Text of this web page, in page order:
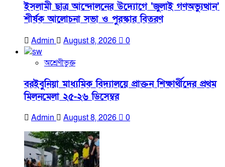
ইসলামী ছাত্র আন্দোলনের উদ্যোগে ‘জুলাই গণঅভ্যুত্থান’
শীর্ষক আলোচনা সভা ও পুরস্কার বিতরণ
Admin August 8, 2026
0
অশ্রেণীভুক্ত
বরইবুনিয়া মাধ্যমিক বিদ্যালয়ে প্রাক্তন শিক্ষার্থীদের প্রথম
মিলনমেলা ২৫-২৬ ডিসেম্বর
Admin August 8, 2026 0